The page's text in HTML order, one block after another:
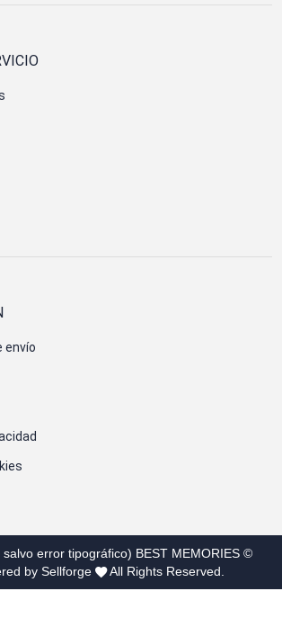
envío
salvo error tipográfico) BEST MEMORIES©
by Sellforge All Rights Reserved.